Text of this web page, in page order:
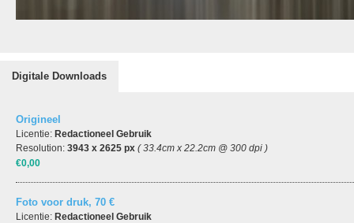
Digitale Downloads
Origineel
Licentie: Redactioneel Gebruik
Resolution: 3943 x 2625 px ( 33.4cm x 22.2cm @ 300 dpi )
€0,00
Foto voor druk, 70 €
Licentie: Redactioneel Gebruik